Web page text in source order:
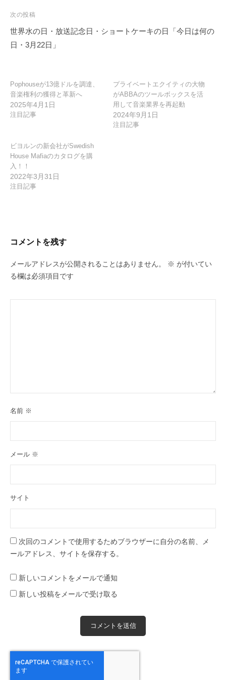
ゲ
ー
シ
次の投稿
世界水の日・放送記念日・ショートケーキの日「今日は何の
日・3月22日」
Pophouseが13億ドルを調達、
音楽権利の獲得と革新へ
2025年4月1日
注目記事
プライベートエクイティの大物
がABBAのツールボックスを活
用して音楽業界を再起動
2024年9月1日
注目記事
ビヨルンの新会社がSwedish
House Mafiaのカタログを購
入！！
2022年3月31日
注目記事
コメントを残す
メールアドレスが公開されることはありません。 ※ が付いてい
る欄は必須項目です
名前 ※
メール ※
サイト
次回のコメントで使用するためブラウザーに自分の名前、メ
ールアドレス、サイトを保存する。
新しいコメントをメールで通知
新しい投稿をメールで受け取る